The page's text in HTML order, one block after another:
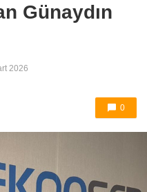
Günaydın
2026
0